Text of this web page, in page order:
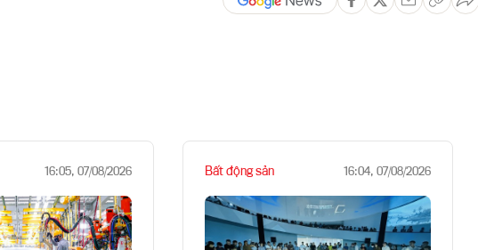
16:05, 07/08/2026 Bất động sản 16:04, 07/08/2026